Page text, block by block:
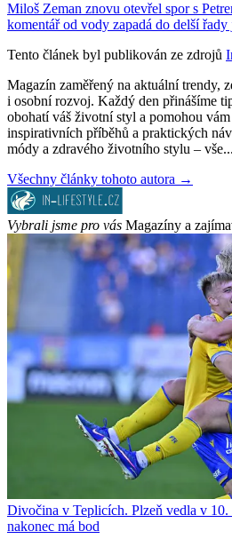
Miloš Zeman znovu otevřel spor s
komentář od vody zapadá do delší řady
Tento článek byl publikován ze zdrojů
Magazín zaměřený na aktuální trendy,
i osobní rozvoj. Každý den přinášíme
obohatí váš životní styl a pomohou
inspirativních příběhů a praktických
módy a zdravého životního stylu – vše...
Všechny články tohoto autora →
Vybrali jsme pro vás Magazíny a
Divočina v Teplicích. Plzeň vedla v 10.
nakonec má bod